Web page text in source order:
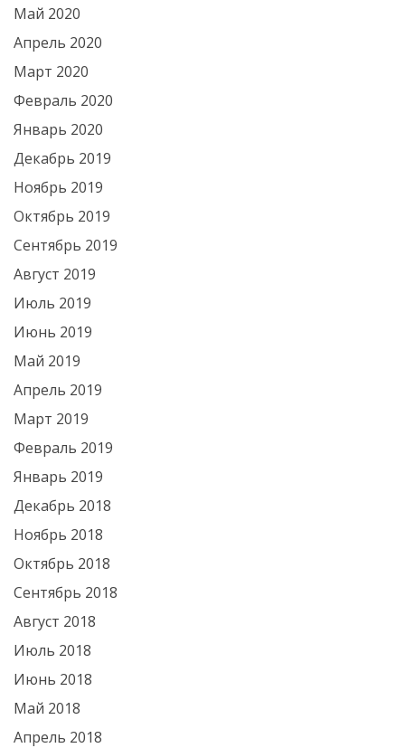
Май 2020
Апрель 2020
Март 2020
Февраль 2020
Январь 2020
Декабрь 2019
Ноябрь 2019
Октябрь 2019
Сентябрь 2019
Август 2019
Июль 2019
Июнь 2019
Май 2019
Апрель 2019
Март 2019
Февраль 2019
Январь 2019
Декабрь 2018
Ноябрь 2018
Октябрь 2018
Сентябрь 2018
Август 2018
Июль 2018
Июнь 2018
Май 2018
Апрель 2018